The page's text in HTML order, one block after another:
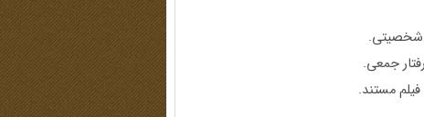
شخصیتی.
جمعی.
مستند.